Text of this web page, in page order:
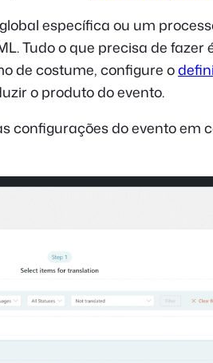
específica ou um
Tudo o que precisa de fazer
de costume, configure o
o produto do evento.
configurações do evento em